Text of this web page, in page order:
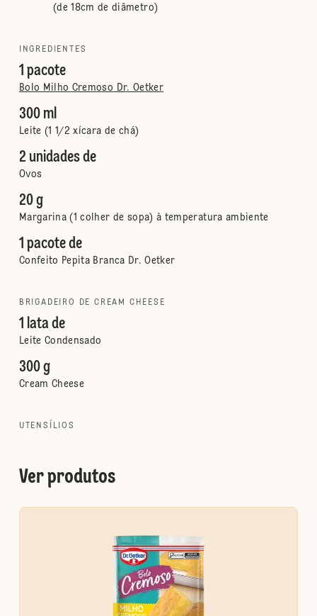
(de 18cm de diâmetro)
INGREDIENTES
1 pacote
Bolo Milho Cremoso Dr. Oetker
300 ml
Leite (1 1/2 xícara de chá)
2 unidades de
Ovos
20 g
Margarina (1 colher de sopa) à temperatura ambiente
1 pacote de
Confeito Pepita Branca Dr. Oetker
BRIGADEIRO DE CREAM CHEESE
1 lata de
Leite Condensado
300 g
Cream Cheese
UTENSÍLIOS
Ver produtos